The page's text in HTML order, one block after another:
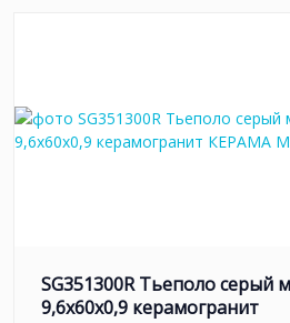
SG351300R Тьеполо серый
9,6x60x0,9 керамогранит